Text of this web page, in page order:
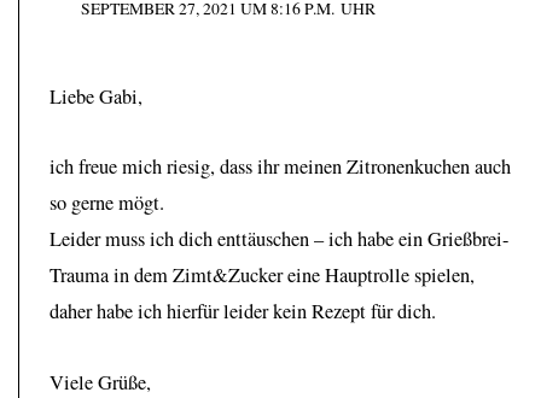
SEPTEMBER 27, 2021 UM 8:16 P.M. UHR
Liebe Gabi,
ich freue mich riesig, dass ihr meinen Zitronenkuchen auch
so gerne mögt.
Leider muss ich dich enttäuschen – ich habe ein Grießbrei-
Trauma in dem Zimt&Zucker eine Hauptrolle spielen,
daher habe ich hierfür leider kein Rezept für dich.
Viele Grüße,